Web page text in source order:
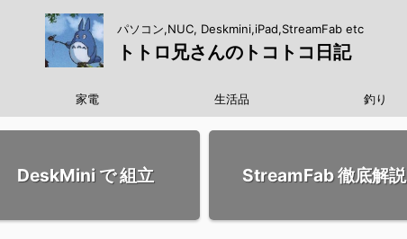
パソコン,NUC, Deskmini,iPad,StreamFab etc
トトロ兄さんのトコトコ日記
家電 生活品 釣り
DeskMini で 組立 StreamFab 徹底解説